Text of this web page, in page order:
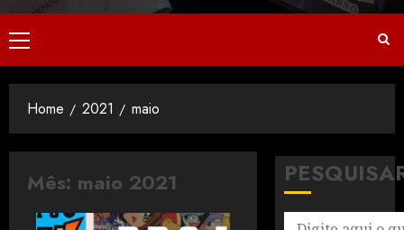
Home 2021 maio
Mês: maio 2021